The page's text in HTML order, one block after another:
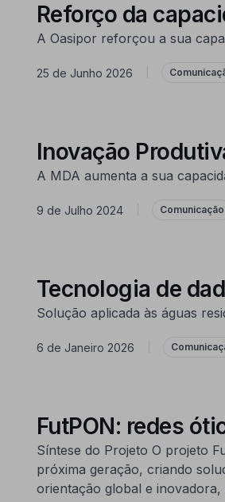
Reforço da
A Oasipor reforçou a sua
25 de Junho 2026
Inovação
A MDA aumenta a sua
9 de Julho 2024 Comunicação
Tecnologia de
Solução aplicada às águas
6 de Janeiro 2026
FutPON: redes
Síntese do Projeto O projeto
próxima geração, criando
orientação global e